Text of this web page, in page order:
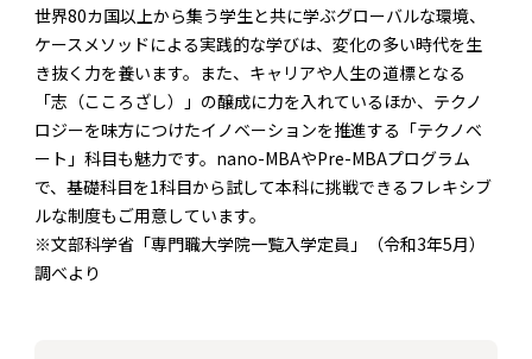
世界80カ国以上から集う学生と共に学ぶグローバルな環境、
ケースメソッドによる実践的な学びは、変化の多い時代を生
き抜く力を養います。また、キャリアや人生の道標となる
「志（こころざし）」の醸成に力を入れているほか、テクノ
ロジーを味方につけたイノベーションを推進する「テクノベ
ート」科目も魅力です。nano-MBAやPre-MBAプログラム
で、基礎科目を1科目から試して本科に挑戦できるフレキシブ
ルな制度もご用意しています。
※文部科学省「専門職大学院一覧入学定員」（令和3年5月）
調べより